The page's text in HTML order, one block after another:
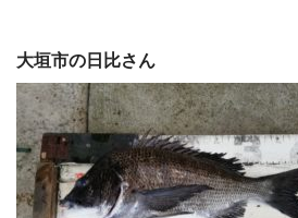
大垣市の日比さん